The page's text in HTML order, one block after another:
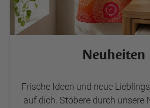
Neuheiten
Frische Ideen und neue
auf dich. Stöbere durch unsere